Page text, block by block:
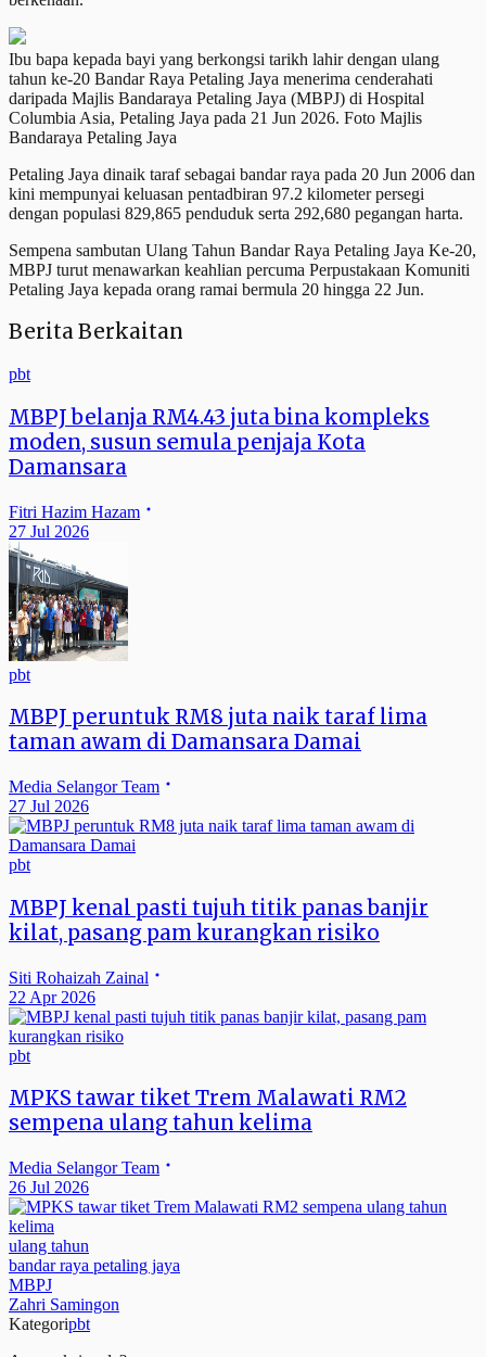
Ibu bapa kepada bayi yang berkongsi tarikh lahir dengan ulang
tahun ke-20 Bandar Raya Petaling Jaya menerima cenderahati
daripada Majlis Bandaraya Petaling Jaya (MBPJ) di Hospital
Columbia Asia, Petaling Jaya pada 21 Jun 2026. Foto Majlis
Bandaraya Petaling Jaya
Petaling Jaya dinaik taraf sebagai bandar raya pada 20 Jun 2006 dan
kini mempunyai keluasan pentadbiran 97.2 kilometer persegi
dengan populasi 829,865 penduduk serta 292,680 pegangan harta.
Sempena sambutan Ulang Tahun Bandar Raya Petaling Jaya Ke-20,
MBPJ turut menawarkan keahlian percuma Perpustakaan Komuniti
Petaling Jaya kepada orang ramai bermula 20 hingga 22 Jun.
Berita Berkaitan
pbt
MBPJ belanja RM4.43 juta bina kompleks
moden, susun semula penjaja Kota
Damansara
Fitri Hazim Hazam
27 Jul 2026
pbt
MBPJ peruntuk RM8 juta naik taraf lima
taman awam di Damansara Damai
Media Selangor Team
27 Jul 2026
pbt
MBPJ kenal pasti tujuh titik panas banjir
kilat, pasang pam kurangkan risiko
Siti Rohaizah Zainal
22 Apr 2026
pbt
MPKS tawar tiket Trem Malawati RM2
sempena ulang tahun kelima
Media Selangor Team
26 Jul 2026
ulang tahun
bandar raya petaling jaya
MBPJ
Zahri Samingon
Kategoripbt